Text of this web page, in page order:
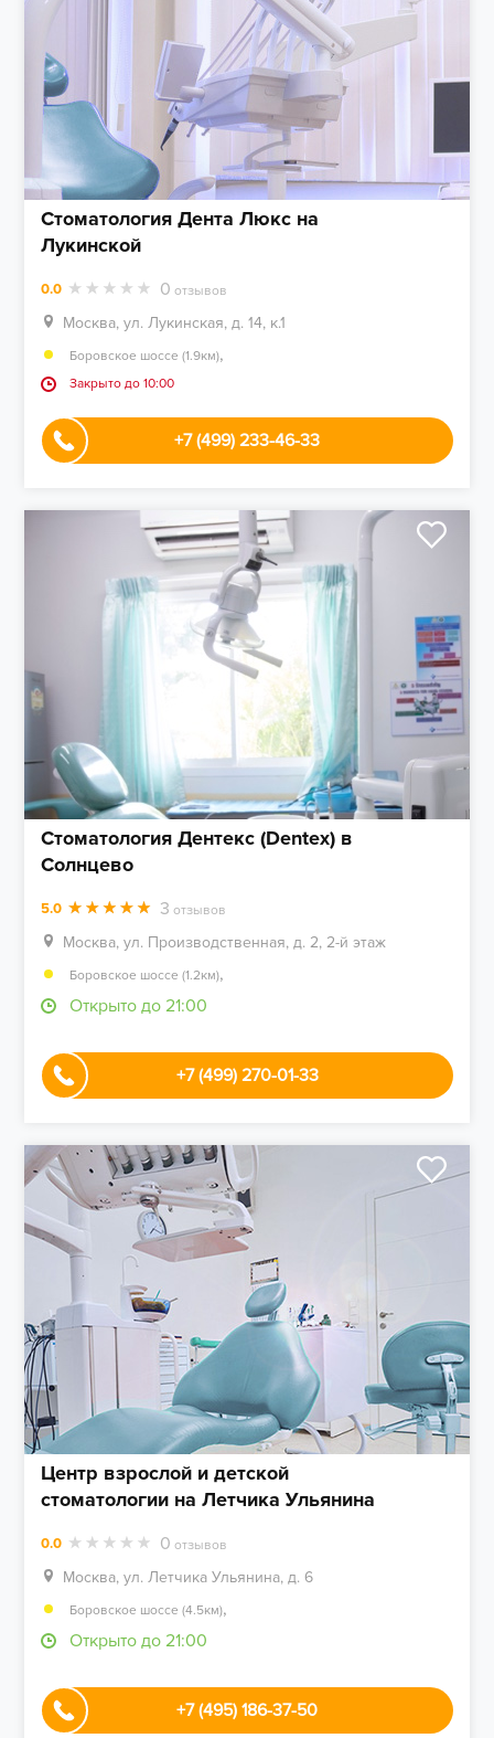
Стоматология Дента Люкс на
Лукинской
0.0 0 отзывов
Москва, ул. Лукинская, д. 14, к.1
Боровское шоссе (1.9км),
Закрыто до 10:00
+7 (499) 233-46-33
Стоматология Дентекс (Dentex) в
Солнцево
5.0 3 отзывов
Москва, ул. Производственная, д. 2, 2-й этаж
Боровское шоссе (1.2км),
Открыто до 21:00
+7 (499) 270-01-33
Центр взрослой и детской
стоматологии на Летчика Ульянина
0.0 0 отзывов
Москва, ул. Летчика Ульянина, д. 6
Боровское шоссе (4.5км),
Открыто до 21:00
+7 (495) 186-37-50